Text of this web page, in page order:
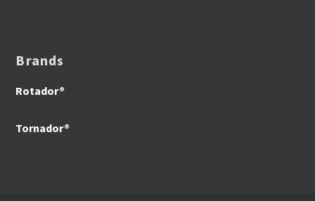
Brands
Rotador®
Tornador®